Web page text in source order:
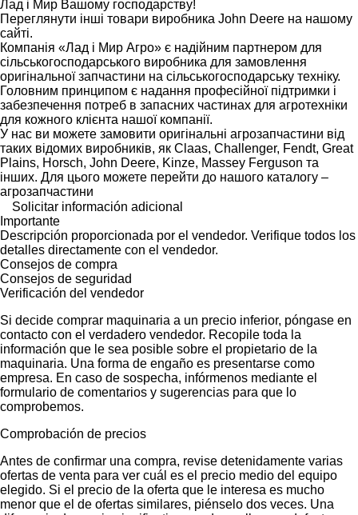
Лад і Мир Вашому господарству!
Переглянути інші товари виробника John Deere на нашому
сайті.
Компанія «Лад і Мир Агро» є надійним партнером для
сільськогосподарського виробника для замовлення
оригінальної запчастини на сільськогосподарську техніку.
Головним принципом є надання професійної підтримки і
забезпечення потреб в запасних частинах для агротехніки
для кожного клієнта нашої компанії.
У нас ви можете замовити оригінальні агрозапчастини від
таких відомих виробників, як Claas, Challenger, Fendt, Great
Plains, Horsch, John Deere, Kinze, Massey Ferguson та
інших. Для цього можете перейти до нашого каталогу –
агрозапчастини
Solicitar información adicional
Importante
Descripción proporcionada por el vendedor. Verifique todos los
detalles directamente con el vendedor.
Consejos de compra
Consejos de seguridad
Verificación del vendedor
Si decide comprar maquinaria a un precio inferior, póngase en
contacto con el verdadero vendedor. Recopile toda la
información que le sea posible sobre el propietario de la
maquinaria. Una forma de engaño es presentarse como
empresa. En caso de sospecha, infórmenos mediante el
formulario de comentarios y sugerencias para que lo
comprobemos.
Comprobación de precios
Antes de confirmar una compra, revise detenidamente varias
ofertas de venta para ver cuál es el precio medio del equipo
elegido. Si el precio de la oferta que le interesa es mucho
menor que el de ofertas similares, piénselo dos veces. Una